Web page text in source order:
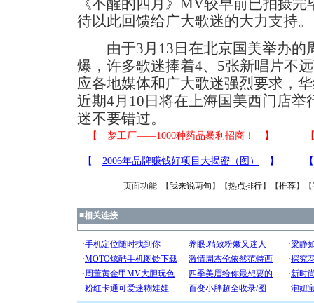
《不醒的四月》MV较早前已拍摄
待以此回馈给广大歌迷的大力支持。
由于3月13日在北京国美举办的
爆，许多歌迷捧着4、5张新唱片不
应各地媒体和广大歌迷强烈要求，
近期4月10日将在上海国美西门店举
迷不要错过。
页面功能 【我来说两句 】【热点排行】【推荐】【
■相关连接